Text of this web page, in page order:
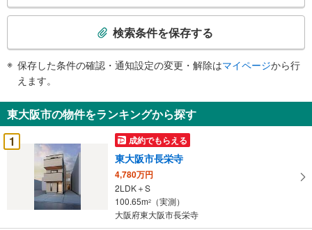
検
知
を
受
け
件
検索条件を保存する
保存した条件の確認・通知設定の変更・解除はマイページから行
えます。
東大阪市の物件をランキングから探す
1
成約でもらえる
東大阪市長栄寺
4,780万円
2LDK＋S
100.65m2
（実測）
大阪府東大阪市長栄寺